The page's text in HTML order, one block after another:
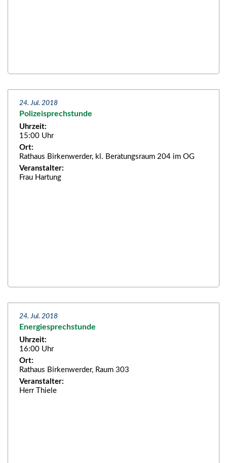
24. Jul. 2018
Polizeisprechstunde
Uhrzeit:
15:00 Uhr
Ort:
Rathaus Birkenwerder, kl. Beratungsraum 204 im OG
Veranstalter:
Frau Hartung
24. Jul. 2018
Energiesprechstunde
Uhrzeit:
16:00 Uhr
Ort:
Rathaus Birkenwerder, Raum 303
Veranstalter:
Herr Thiele